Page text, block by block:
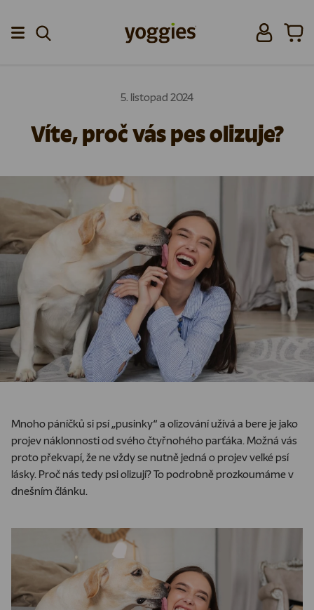
Přeskočit na obsah
Přihlásit se
5. listopad 2024
Víte, proč vás pes olizuje?
Mnoho páníčků si psí „pusinky“ a olizování užívá a bere je jako
projev náklonnosti od svého čtyřnohého parťáka. Možná vás
proto překvapí, že ne vždy se nutně jedná o projev velké psí
lásky. Proč nás tedy psi olizují? To podrobně prozkoumáme v
dnešním článku.